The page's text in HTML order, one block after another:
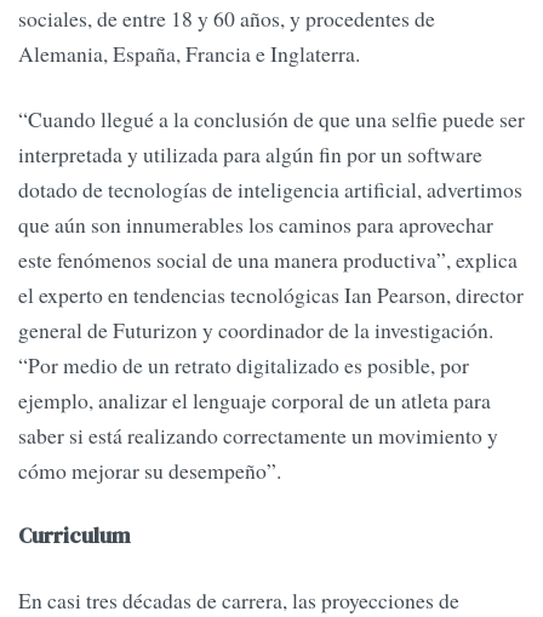
sociales, de entre 18 y 60 años, y procedentes de
Alemania, España, Francia e Inglaterra.
“Cuando llegué a la conclusión de que una selfie puede ser
interpretada y utilizada para algún fin por un software
dotado de tecnologías de inteligencia artificial, advertimos
que aún son innumerables los caminos para aprovechar
este fenómenos social de una manera productiva”, explica
el experto en tendencias tecnológicas Ian Pearson, director
general de Futurizon y coordinador de la investigación.
“Por medio de un retrato digitalizado es posible, por
ejemplo, analizar el lenguaje corporal de un atleta para
saber si está realizando correctamente un movimiento y
cómo mejorar su desempeño”.
Curriculum
En casi tres décadas de carrera, las proyecciones de